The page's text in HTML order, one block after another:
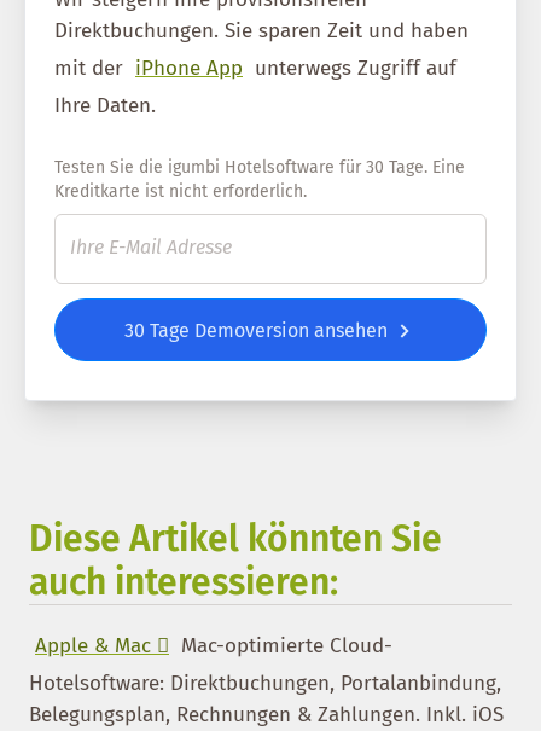
Direktbuchungen. Sie sparen Zeit und haben
mit der iPhone App unterwegs Zugriff auf
Ihre Daten.
Testen Sie die igumbi Hotelsoftware für 30 Tage. Eine
Kreditkarte ist nicht erforderlich.
30 Tage Demoversion ansehen
Diese Artikel könnten Sie
auch interessieren:
Apple & Mac  Mac-optimierte Cloud-
Hotelsoftware: Direktbuchungen, Portalanbindung,
Belegungsplan, Rechnungen & Zahlungen. Inkl. iOS